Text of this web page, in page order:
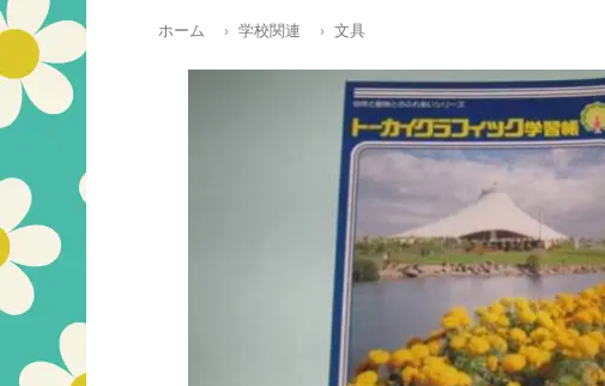
ホーム 学校関連 文具